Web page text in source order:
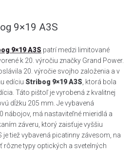
9×19 A3S
9×19 A3S patrí medzi limitované
k 20. výročiu značky Grand Power.
20. výročie svojho založenia a v
edíciu Stribog 9×19 A3S , ktorá bola
Táto pištoľ je vyrobená z kvalitnej
dĺžku 205 mm. Je vybavená
nábojov, má nastaviteľné mieridlá a
záveru, ktorý zaisťuje vyššiu
tiež vybavená picatinny závesom, na
typy optických a svetelných